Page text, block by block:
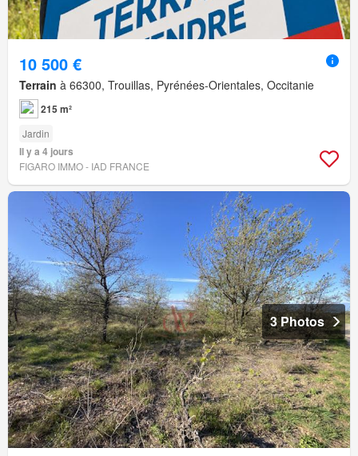
10 500 €
Terrain à 66300, Trouillas, Pyrénées-Orientales, Occitanie
215 m²
Jardin
Il y a 4 jours
FIGARO IMMO - IAD FRANCE
3 Photos